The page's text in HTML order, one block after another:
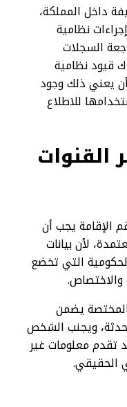
داخل المملكة،
نظامية
السجلات
قيود نظامية
أن يعني ذلك وجود
للاطلاع
القنوات
الإقامة يجب أن
لأن بيانات
التي تخضع
يضمن
ويجنب الشخص
تقدم معلومات غير
الحقيقي.